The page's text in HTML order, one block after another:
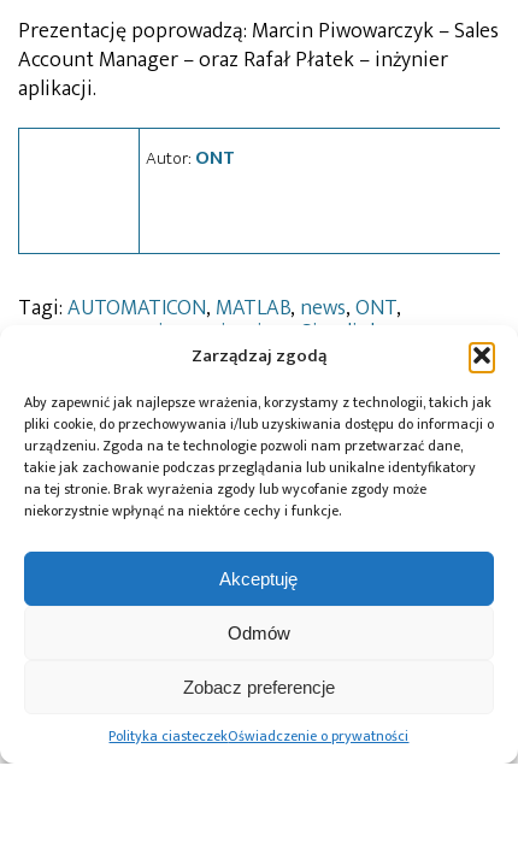
Zarządzaj zgodą
Aby zapewnić jak najlepsze wrażenia, korzystamy z technologii, takich jak
pliki cookie, do przechowywania i/lub uzyskiwania dostępu do informacji o
urządzeniu. Zgoda na te technologie pozwoli nam przetwarzać dane,
takie jak zachowanie podczas przeglądania lub unikalne identyfikatory
na tej stronie. Brak wyrażenia zgody lub wycofanie zgody może
niekorzystnie wpłynąć na niektóre cechy i funkcje.
Akceptuję
Odmów
Zobacz preferencje
Polityka ciasteczekOświadczenie o prywatności
Prezentację poprowadzą: Marcin Piwowarczyk – Sales
Account Manager – oraz Rafał Płatek – inżynier
aplikacji.
Autor: ONT
Tagi:AUTOMATICON, MATLAB, news,ONT,
oprogramowanie seminarium Simulink
Przeczytaj również:
Polska – jubileusz
Global Electronics
Association
opublikowało
dotyczącą
elektronicznych
prezentują
PCIe® Gen 6 dla AI
danych